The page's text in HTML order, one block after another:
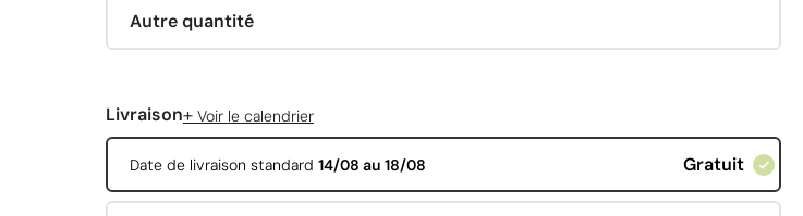
Autre quantité
Livraison+ Voir le calendrier
Date de livraison standard 14/08 au 18/08 Gratuit